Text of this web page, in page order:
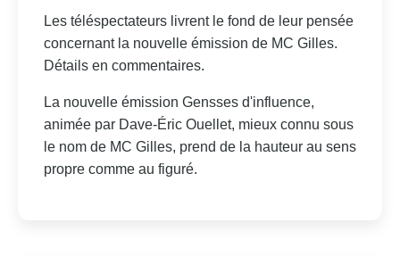
Les téléspectateurs livrent le fond de leur pensée
concernant la nouvelle émission de MC Gilles.
Détails en commentaires.
La nouvelle émission Gensses d'influence,
animée par Dave-Éric Ouellet, mieux connu sous
le nom de MC Gilles, prend de la hauteur au sens
propre comme au figuré.